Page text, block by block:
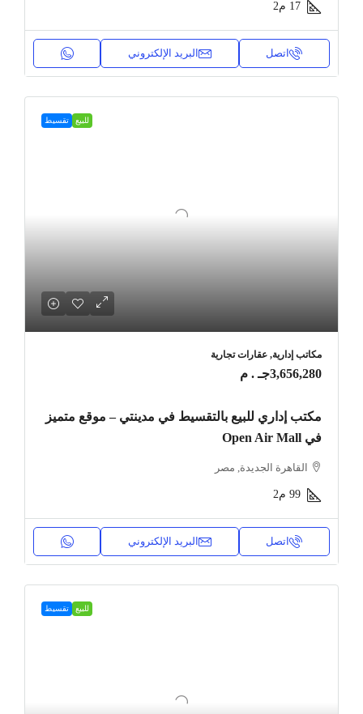
17 م2
اتصل البريد الإلكتروني
للبيع تقسيط
مكاتب إدارية, عقارات تجارية
3,656,280جـ . م
مكتب إداري للبيع بالتقسيط في مدينتي – موقع متميز
في Open Air Mall
القاهرة الجديدة, مصر
99 م2
اتصل البريد الإلكتروني
للبيع تقسيط